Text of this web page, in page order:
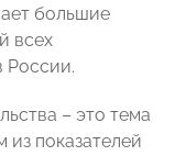
большие
всех
России.
– это тема
показателей